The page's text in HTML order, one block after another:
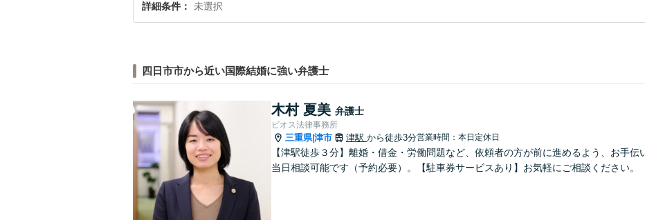
詳細条件 未選択
四日市市から近い国際結婚に強い弁護士
木村 夏美 弁護士
ビオス法律事務所
三重県|津市 津駅 から徒歩3分営業時間：本日定休日
【津駅徒歩３分】離婚・借金・労働問題など、依頼者の方が前に進めるよう、お手伝
当日相談可能です（予約必要）。【駐車券サービスあり】お気軽にご相談ください。